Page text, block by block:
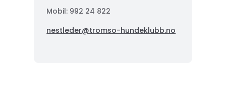
Mobil: 992 24 822
nestleder@tromso-hundeklubb.no